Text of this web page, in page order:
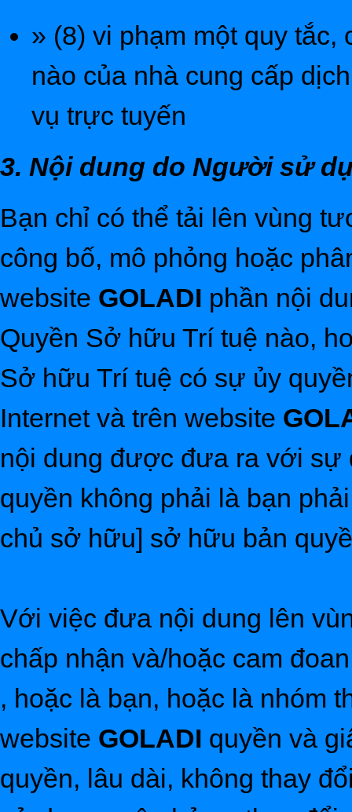
» (8) vi phạm một quy
nào của nhà cung cấp
vụ trực tuyến
3. Nội dung do Người sử
Bạn chỉ có thể tải lên vùng
công bố, mô phỏng hoặc
website GOLADI phần nội
Quyền Sở hữu Trí tuệ nào,
Sở hữu Trí tuệ có sự ủy
Internet và trên website
nội dung được đưa ra với
quyền không phải là bạn
chủ sở hữu] sở hữu bản
Với việc đưa nội dung lên
chấp nhận và/hoặc cam
, hoặc là bạn, hoặc là nhóm
website GOLADI quyền và
quyền, lâu dài, không thay